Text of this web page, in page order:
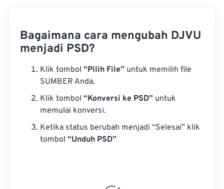
Bagaimana cara mengubah DJVU
menjadi PSD?
Klik tombol “Pilih File” untuk memilih file
SUMBER Anda.
Klik tombol “Konversi ke PSD” untuk
memulai konversi.
Ketika status berubah menjadi “Selesai” klik
tombol “Unduh PSD”